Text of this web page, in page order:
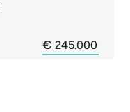
€ 245.000